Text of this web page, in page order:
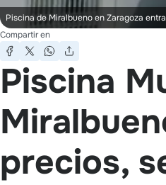
Piscina de Miralbueno en Zaragoza
Compartir en
Piscina
precios,